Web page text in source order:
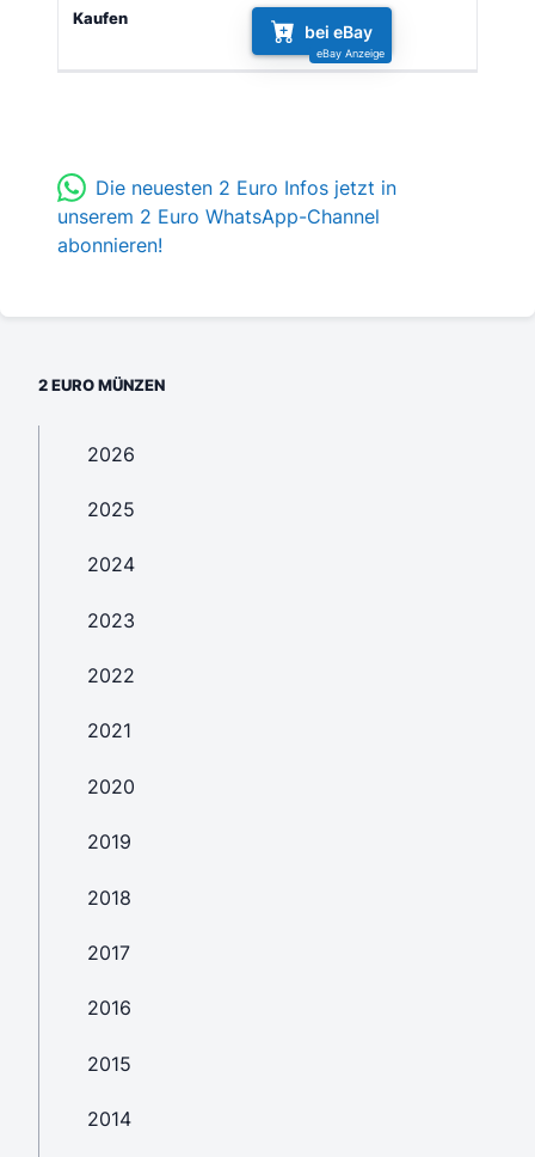
bei eBay
Die neuesten 2 Euro Infos jetzt in
unserem 2 Euro WhatsApp-Channel
abonnieren!
2 EURO MÜNZEN
2026
2025
2024
2023
2022
2021
2020
2019
2018
2017
2016
2015
2014